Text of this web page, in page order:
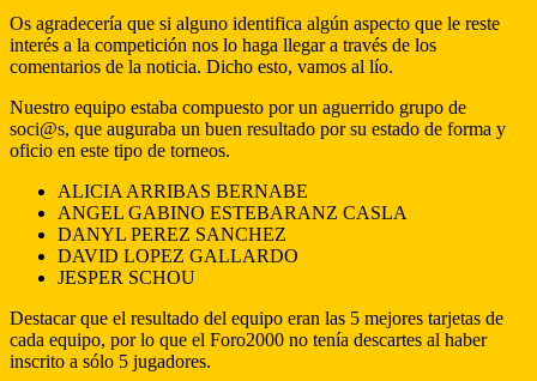
Os agradecería que si alguno identifica algún aspecto que le reste
interés a la competición nos lo haga llegar a través de los
comentarios de la noticia. Dicho esto, vamos al lío.
Nuestro equipo estaba compuesto por un aguerrido grupo de
soci@s, que auguraba un buen resultado por su estado de forma y
oficio en este tipo de torneos.
ALICIA ARRIBAS BERNABE
ANGEL GABINO ESTEBARANZ CASLA
DANYL PEREZ SANCHEZ
DAVID LOPEZ GALLARDO
JESPER SCHOU
Destacar que el resultado del equipo eran las 5 mejores tarjetas de
cada equipo, por lo que el Foro2000 no tenía descartes al haber
inscrito a sólo 5 jugadores.